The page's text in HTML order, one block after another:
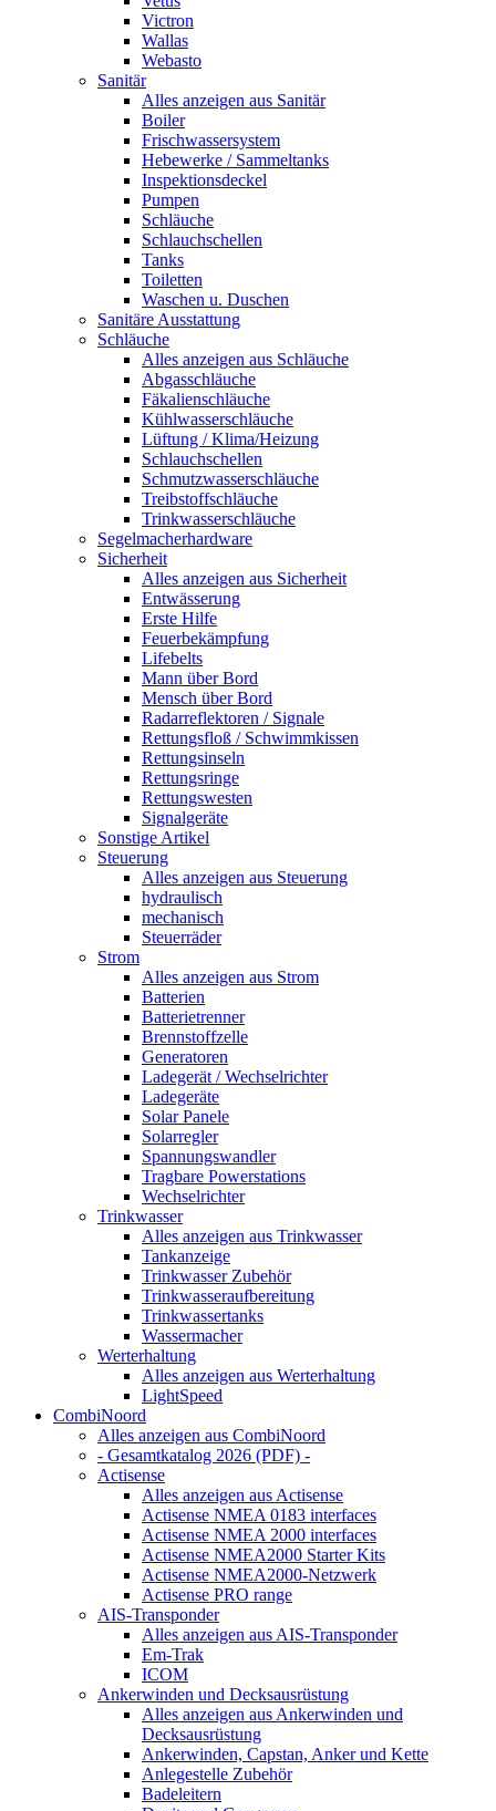
Victron
Wallas
Webasto
Sanitär
Alles anzeigen aus Sanitär
Boiler
Frischwassersystem
Hebewerke / Sammeltanks
Inspektionsdeckel
Pumpen
Schläuche
Schlauchschellen
Tanks
Toiletten
Waschen u. Duschen
Sanitäre Ausstattung
Schläuche
Alles anzeigen aus Schläuche
Abgasschläuche
Fäkalienschläuche
Kühlwasserschläuche
Lüftung / Klima/Heizung
Schlauchschellen
Schmutzwasserschläuche
Treibstoffschläuche
Trinkwasserschläuche
Segelmacherhardware
Sicherheit
Alles anzeigen aus Sicherheit
Entwässerung
Erste Hilfe
Feuerbekämpfung
Lifebelts
Mann über Bord
Mensch über Bord
Radarreflektoren / Signale
Rettungsfloß / Schwimmkissen
Rettungsinseln
Rettungsringe
Rettungswesten
Signalgeräte
Sonstige Artikel
Steuerung
Alles anzeigen aus Steuerung
hydraulisch
mechanisch
Steuerräder
Strom
Alles anzeigen aus Strom
Batterien
Batterietrenner
Brennstoffzelle
Generatoren
Ladegerät / Wechselrichter
Ladegeräte
Solar Panele
Solarregler
Spannungswandler
Tragbare Powerstations
Wechselrichter
Trinkwasser
Alles anzeigen aus Trinkwasser
Tankanzeige
Trinkwasser Zubehör
Trinkwasseraufbereitung
Trinkwassertanks
Wassermacher
Werterhaltung
Alles anzeigen aus Werterhaltung
LightSpeed
CombiNoord
Alles anzeigen aus CombiNoord
- Gesamtkatalog 2026 (PDF) -
Actisense
Alles anzeigen aus Actisense
Actisense NMEA 0183 interfaces
Actisense NMEA 2000 interfaces
Actisense NMEA2000 Starter Kits
Actisense NMEA2000-Netzwerk
Actisense PRO range
AIS-Transponder
Alles anzeigen aus AIS-Transponder
Em-Trak
ICOM
Ankerwinden und Decksausrüstung
Alles anzeigen aus Ankerwinden und
Decksausrüstung
Ankerwinden, Capstan, Anker und Kette
Anlegestelle Zubehör
Badeleitern